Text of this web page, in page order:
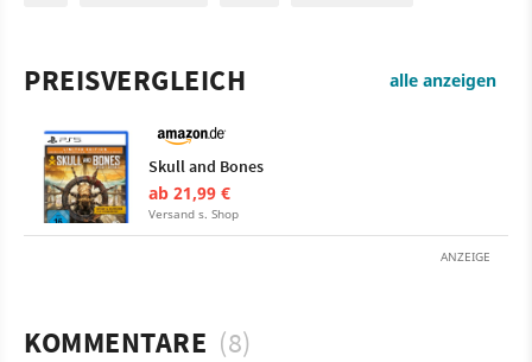
PREISVERGLEICH alle anzeigen
Skull and Bones
ab 21,99 €
Versand s. Shop
ANZEIGE
KOMMENTARE (8)